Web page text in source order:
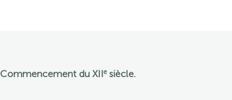
Commencement du XIIesiècle.